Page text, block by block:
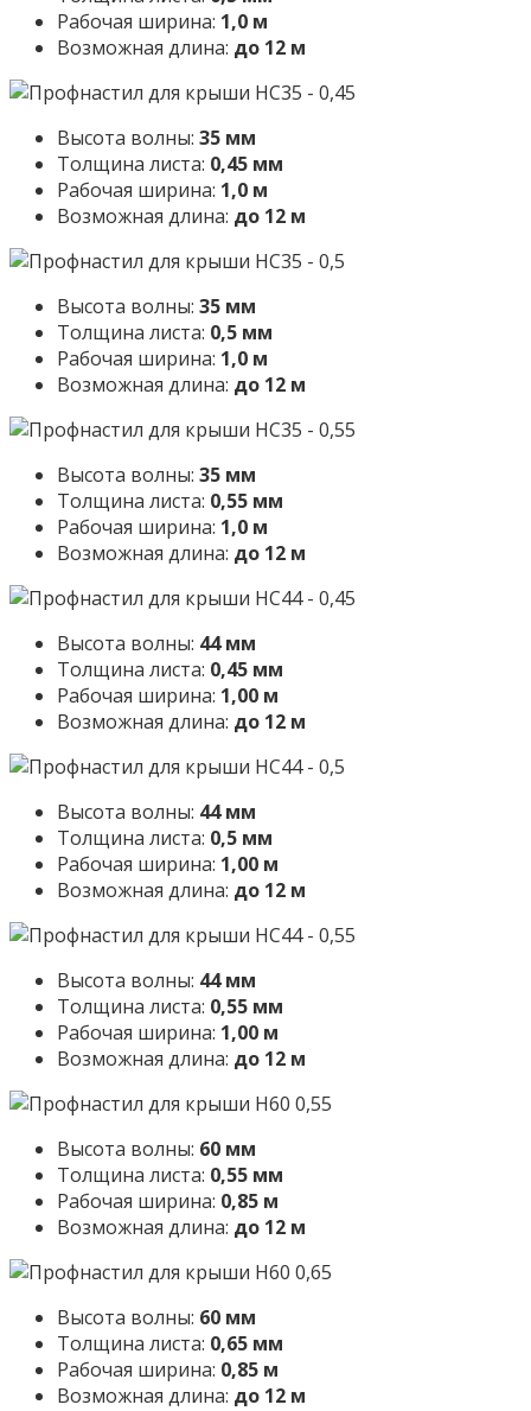
Рабочая ширина: 1,0 м
Возможная длина: до 12 м
Высота волны: 35 мм
Толщина листа: 0,45 мм
Рабочая ширина: 1,0 м
Возможная длина: до 12 м
Высота волны: 35 мм
Толщина листа: 0,5 мм
Рабочая ширина: 1,0 м
Возможная длина: до 12 м
Высота волны: 35 мм
Толщина листа: 0,55 мм
Рабочая ширина: 1,0 м
Возможная длина: до 12 м
Высота волны: 44 мм
Толщина листа: 0,45 мм
Рабочая ширина: 1,00 м
Возможная длина: до 12 м
Высота волны: 44 мм
Толщина листа: 0,5 мм
Рабочая ширина: 1,00 м
Возможная длина: до 12 м
Высота волны: 44 мм
Толщина листа: 0,55 мм
Рабочая ширина: 1,00 м
Возможная длина: до 12 м
Высота волны: 60 мм
Толщина листа: 0,55 мм
Рабочая ширина: 0,85 м
Возможная длина: до 12 м
Высота волны: 60 мм
Толщина листа: 0,65 мм
Рабочая ширина: 0,85 м
Возможная длина: до 12 м